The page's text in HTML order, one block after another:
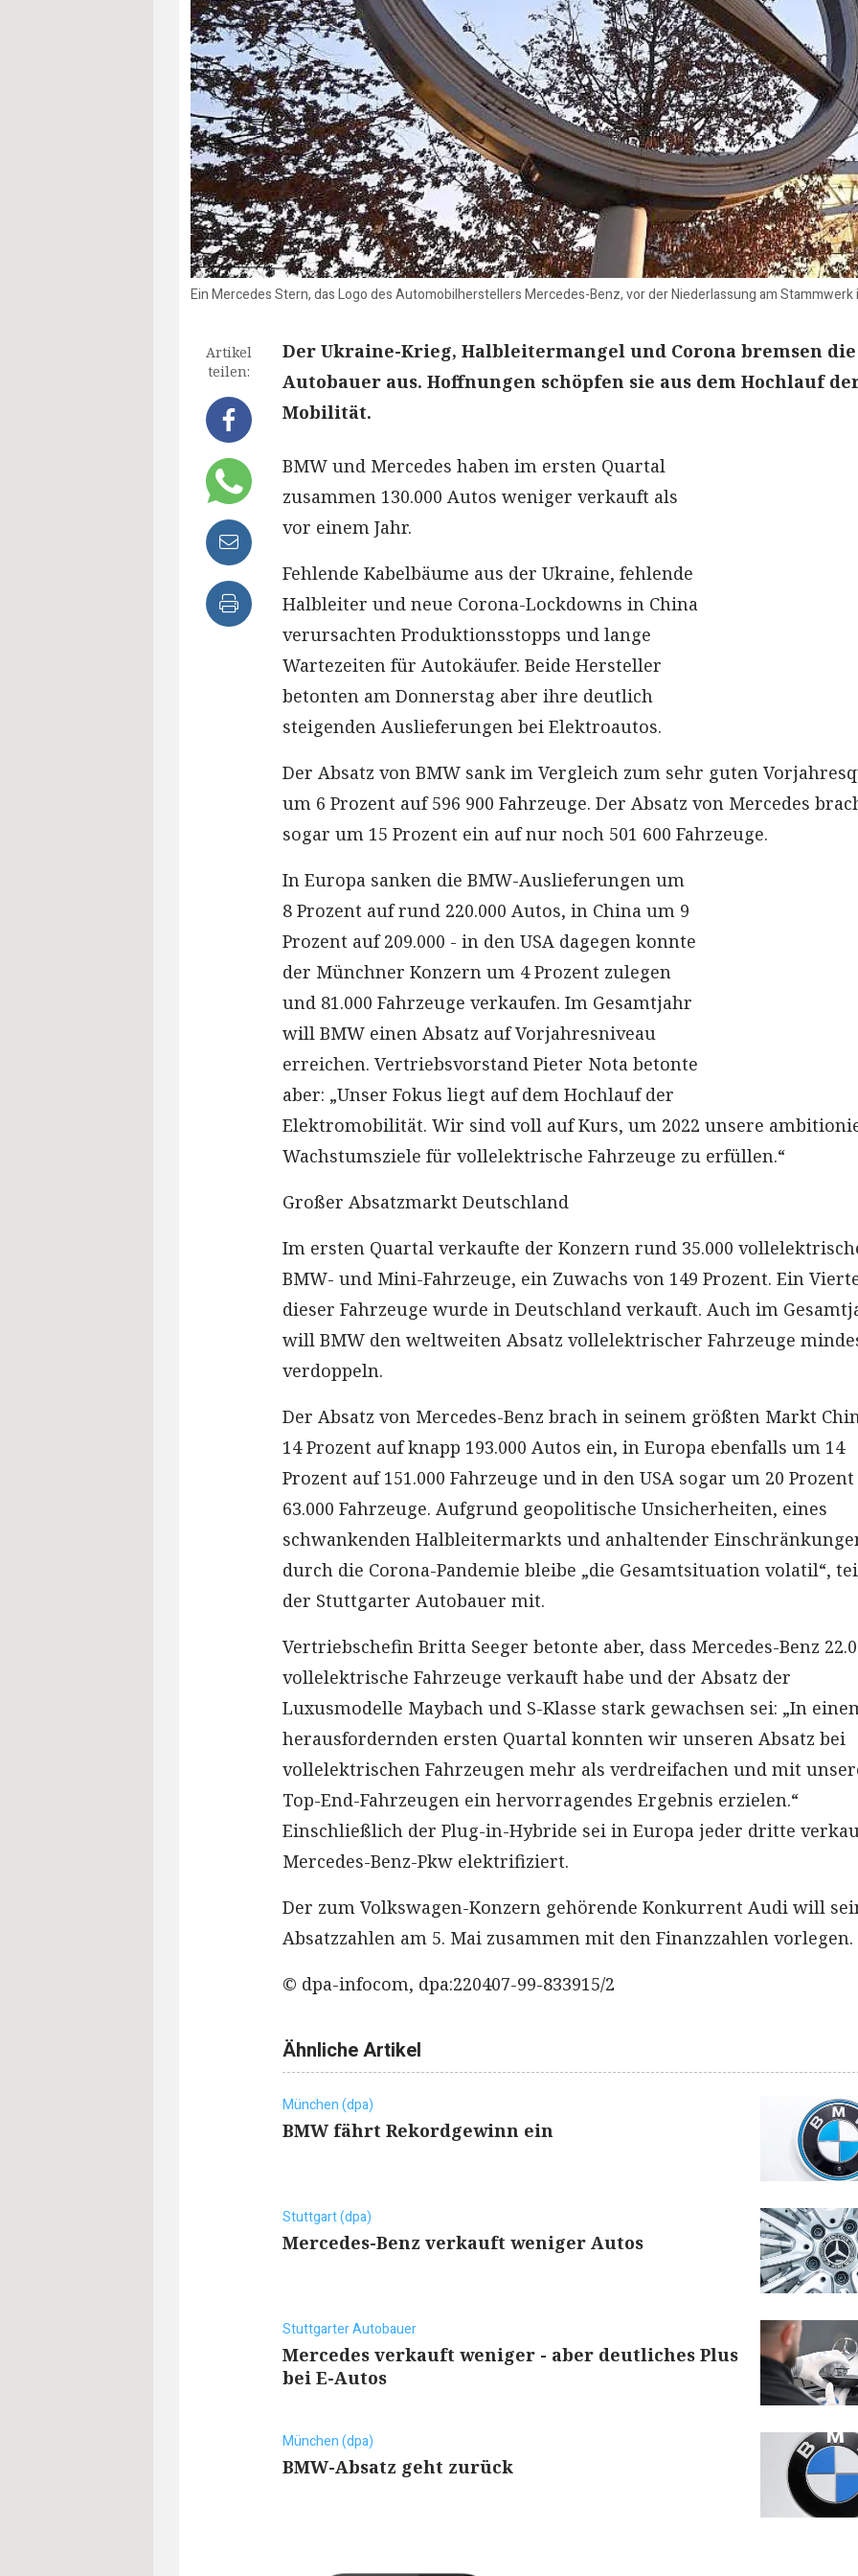
Ein Mercedes Stern, das Logo des Automobilherstellers Mercedes-Benz, vor der Niederlassung am
Artikel
teilen:
Der Ukraine-Krieg, Halbleitermangel und Corona bremsen die
Autobauer aus. Hoffnungen schöpfen sie aus dem Hochlauf
Mobilität.
BMW und Mercedes haben im ersten Quartal
zusammen 130.000 Autos weniger verkauft als
vor einem Jahr.
Fehlende Kabelbäume aus der Ukraine, fehlende
Halbleiter und neue Corona-Lockdowns in China
verursachten Produktionsstopps und lange
Wartezeiten für Autokäufer. Beide Hersteller
betonten am Donnerstag aber ihre deutlich
steigenden Auslieferungen bei Elektroautos.
Der Absatz von BMW sank im Vergleich zum sehr guten
um 6 Prozent auf 596 900 Fahrzeuge. Der Absatz von Mercedes
sogar um 15 Prozent ein auf nur noch 501 600 Fahrzeuge.
In Europa sanken die BMW-Auslieferungen um
8 Prozent auf rund 220.000 Autos, in China um 9
Prozent auf 209.000 - in den USA dagegen konnte
der Münchner Konzern um 4 Prozent zulegen
und 81.000 Fahrzeuge verkaufen. Im Gesamtjahr
will BMW einen Absatz auf Vorjahresniveau
erreichen. Vertriebsvorstand Pieter Nota betonte
aber: „Unser Fokus liegt auf dem Hochlauf der
Elektromobilität. Wir sind voll auf Kurs, um 2022 unsere
Wachstumsziele für vollelektrische Fahrzeuge zu erfüllen.“
Großer Absatzmarkt Deutschland
Im ersten Quartal verkaufte der Konzern rund 35.000
BMW- und Mini-Fahrzeuge, ein Zuwachs von 149 Prozent. Ein
dieser Fahrzeuge wurde in Deutschland verkauft. Auch im
will BMW den weltweiten Absatz vollelektrischer Fahrzeuge
verdoppeln.
Der Absatz von Mercedes-Benz brach in seinem größten Markt
14 Prozent auf knapp 193.000 Autos ein, in Europa ebenfalls um 14
Prozent auf 151.000 Fahrzeuge und in den USA sogar um 20
63.000 Fahrzeuge. Aufgrund geopolitische Unsicherheiten, eines
schwankenden Halbleitermarkts und anhaltender
durch die Corona-Pandemie bleibe „die Gesamtsituation volatil“,
der Stuttgarter Autobauer mit.
Vertriebschefin Britta Seeger betonte aber, dass Mercedes-Benz
vollelektrische Fahrzeuge verkauft habe und der Absatz der
Luxusmodelle Maybach und S-Klasse stark gewachsen sei: „In
herausfordernden ersten Quartal konnten wir unseren Absatz bei
vollelektrischen Fahrzeugen mehr als verdreifachen und mit
Top-End-Fahrzeugen ein hervorragendes Ergebnis erzielen.“
Einschließlich der Plug-in-Hybride sei in Europa jeder dritte
Mercedes-Benz-Pkw elektrifiziert.
Der zum Volkswagen-Konzern gehörende Konkurrent Audi will
Absatzzahlen am 5. Mai zusammen mit den Finanzzahlen vorlegen.
© dpa-infocom, dpa:220407-99-833915/2
Ähnliche Artikel
München (dpa)
BMW fährt Rekordgewinn ein
Stuttgart (dpa)
Mercedes-Benz verkauft weniger Autos
Stuttgarter Autobauer
Mercedes verkauft weniger - aber deutliches Plus
bei E-Autos
München (dpa)
BMW-Absatz geht zurück